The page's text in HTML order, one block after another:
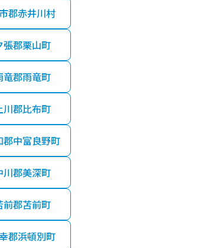
郡赤井川村
張郡栗山町
竜郡雨竜町
川郡比布町
郡中富良野町
川郡美深町
前郡苫前町
郡浜頓別町